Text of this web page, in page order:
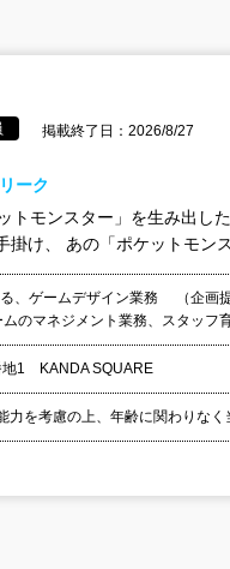
掲載終了日：2026/8/27
ーク
トモンスター」を生み出し
け、 あの「ポケットモン
る、ゲームデザイン業務 （企画
マネジメント業務、スタッフ
地1 KANDA SQUARE
を考慮の上、年齢に関わりなく